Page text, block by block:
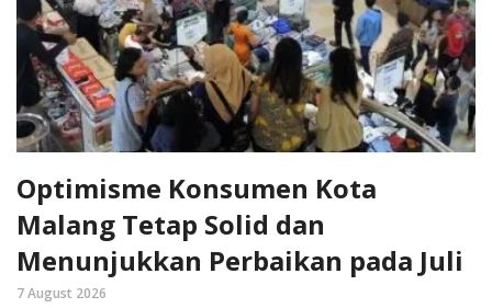
Optimisme Konsumen Kota
Malang Tetap Solid dan
Menunjukkan Perbaikan pada Juli
7 August 2026